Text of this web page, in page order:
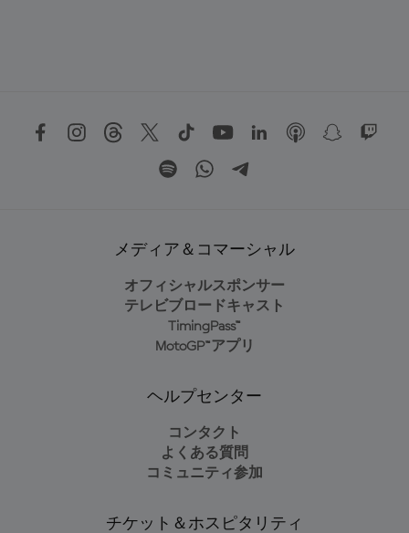
メディア＆コマーシャル
オフィシャルスポンサー
テレビブロードキャスト
TimingPass™
MotoGP™アプリ
ヘルプセンター
コンタクト
よくある質問
コミュニティ参加
チケット＆ホスピタリティ